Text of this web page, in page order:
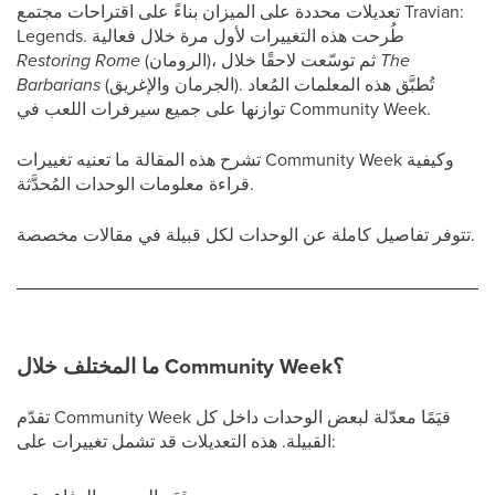
تعديلات محددة على الميزان بناءً على اقتراحات مجتمع Travian:
Legends. طُرحت هذه التغييرات لأول مرة خلال فعالية
Restoring Rome
The
Barbarians(الجرمان والإغريق). تُطبَّق هذه المعلمات المُعاد
توازنها على جميع سيرفرات اللعب في Community Week.
تشرح هذه المقالة ما تعنيه تغييرات Community Week وكيفية
قراءة معلومات الوحدات المُحدَّثة.
تتوفر تفاصيل كاملة عن الوحدات لكل قبيلة في مقالات مخصصة.
ما المختلف خلال Community Week؟
تقدّم Community Week قيَمًا معدّلة لبعض الوحدات داخل كل
القبيلة. هذه التعديلات قد تشمل تغييرات على: